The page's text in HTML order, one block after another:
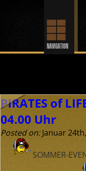
PIRATES of
04.00 Uhr
Posted on:Januar
SOMMER-